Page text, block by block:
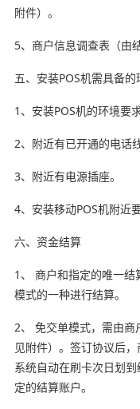
附件）。
5、商户信息调查表（由
五、安装POS机需具备的
1、安装POS机的环境要
2、附近有已开通的电话
3、附近有电源插座。
4、安装移动POS机附近
六、资金结算
1、 商户和指定的唯一
模式的一种进行结算。
2、 免交单模式，需由商
见附件）。签订协议后
系统自动在刷卡次日划
定的结算账户。